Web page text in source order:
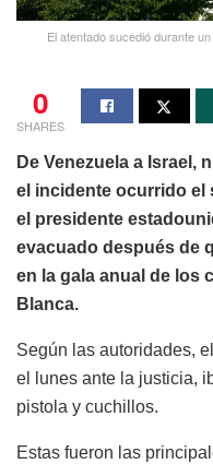
El atentado sucedió durante
0
SHARES
De Venezuela a Israel,
el incidente ocurrido el
el presidente
evacuado después de
en la gala anual de los
Blanca.
Según las autoridades,
el lunes ante la justicia,
pistola y cuchillos.
Estas fueron las